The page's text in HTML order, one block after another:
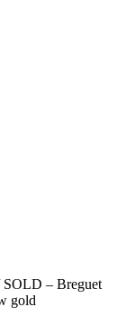
SOLD – Breguet
gold